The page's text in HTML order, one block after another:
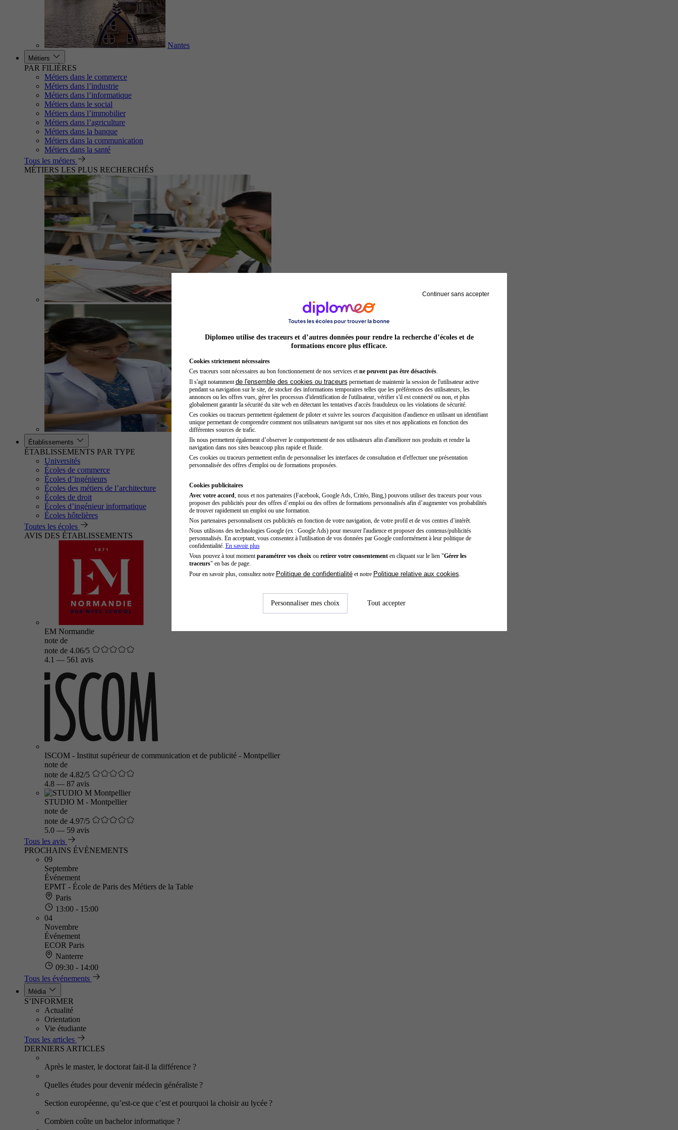
Nantes
Métiers
PAR FILIÈRES
Métiers dans le commerce
Métiers dans l’industrie
Métiers dans l’informatique
Métiers dans le social
Métiers dans l’immobilier
Métiers dans l’agriculture
Métiers dans la banque
Métiers dans la communication
Métiers dans la santé
Tous les métiers
MÉTIERS LES PLUS RECHERCHÉS
Entrepreneur
Établissements
ÉTABLISSEMENTS PAR TYPE
Universités
Écoles de commerce
Écoles d’ingénieurs
Écoles des métiers de l’architecture
Écoles de droit
Écoles d’ingénieur informatique
Écoles hôtelières
Toutes les écoles
AVIS DES ÉTABLISSEMENTS
EM Normandie
note de
note de 4.06/5
4.1 — 561 avis
ISCOM - Institut supérieur de communication et de publicité - Montpellier
note de
note de 4.82/5
4.8 — 87 avis
STUDIO M - Montpellier
note de
note de 4.97/5
5.0 — 59 avis
Tous les avis
PROCHAINS ÉVÈNEMENTS
09
Septembre
Événement
EPMT - École de Paris des Métiers de la Table
Paris
13:00 - 15:00
04
Novembre
Événement
ECOR Paris
Nanterre
09:30 - 14:00
Tous les événements
Média
S’INFORMER
Actualité
Orientation
Vie étudiante
Tous les articles
DERNIERS ARTICLES
Après le master, le doctorat fait-il la différence ?
Quelles études pour devenir médecin généraliste ?
Section européenne, qu’est-ce que c’est et pourquoi la choisir au lycée ?
Combien coûte un bachelor informatique ?
Continuer sans accepter
Diplomeo utilise des traceurs et d’autres données pour rendre la recherche d’écoles et de
formations encore plus efficace.
Cookies strictement nécessaires
Ces traceurs sont nécessaires au bon fonctionnement de nos services et ne peuvent pas être désactivés.
Il s'agit notamment de l'ensemble des cookies ou traceurs permettant de maintenir la session de l'utilisateur active
pendant sa navigation sur le site, de stocker des informations temporaires telles que les préférences des utilisateurs, les
annonces ou les offres vues, gérer les processus d'identification de l'utilisateur, vérifier s'il est connecté ou non, et plus
globalement garantir la sécurité du site web en détectant les tentatives d'accès frauduleux ou les violations de sécurité.
Ces cookies ou traceurs permettent également de piloter et suivre les sources d'acquisition d'audience en utilisant un identifiant
unique permettant de comprendre comment nos utilisateurs naviguent sur nos sites et nos applications en fonction des
différentes sources de trafic.
Ils nous permettent également d’observer le comportement de nos utilisateurs afin d'améliorer nos produits et rendre la
navigation dans nos sites beaucoup plus rapide et fluide.
Ces cookies ou traceurs permettent enfin de personnaliser les interfaces de consultation et d'effectuer une présentation
personnalisée des offres d'emploi ou de formations proposées.
Cookies publicitaires
Avec votre accord , nous et nos partenaires (Facebook, Google Ads, Critéo, Bing,) pouvons utiliser des traceurs pour vous
proposer des publicités pour des offres d’emploi ou des offres de formations personnalisés afin d’augmenter vos probabilités
de trouver rapidement un emploi ou une formation.
Nos partenaires personnalisent ces publicités en fonction de votre navigation, de votre profil et de vos centres d’intérêt.
Nous utilisons des technologies Google (ex : Google Ads) pour mesurer l'audience et proposer des contenus/publicités
personnalisés. En acceptant, vous consentez à l'utilisation de vos données par Google conformément à leur politique de
confidentialité. En savoir plus
Vous pouvez à tout moment paramétrer vos choixou retirer votre consentementen cliquant sur le lien "Gérer les
traceurs" en bas de page.
Pour en savoir plus, consultez notre Politique de confidentialitéet notre Politique relative aux cookies
Personnaliser mes choix Tout accepter